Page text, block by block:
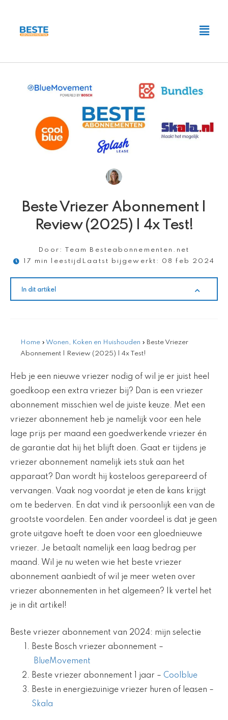
inhoud
Main
Menu
Beste Vriezer Abonnement |
Review (2025) | 4x Test!
Door:
Team Besteabonnementen.net
17 min leestijd Laatst bijgewerkt: 08 feb 2024
In dit artikel
Home » Wonen, Koken en Huishouden » Beste Vriezer
Abonnement | Review (2025) | 4x Test!
Heb je een nieuwe vriezer nodig of wil je er juist heel
goedkoop een extra vriezer bij? Dan is een vriezer
abonnement misschien wel de juiste keuze. Met een
vriezer abonnement heb je namelijk voor een hele
lage prijs per maand een goedwerkende vriezer én
de garantie dat hij het blijft doen. Gaat er tijdens je
vriezer abonnement namelijk iets stuk aan het
apparaat? Dan wordt hij kosteloos gerepareerd of
vervangen. Vaak nog voordat je eten de kans krijgt
om te bederven. En dat vind ik persoonlijk een van de
grootste voordelen. Een ander voordeel is dat je geen
grote uitgave hoeft te doen voor een gloednieuwe
vriezer. Je betaalt namelijk een laag bedrag per
maand. Wil je nu weten wie het beste vriezer
abonnement aanbiedt of wil je meer weten over
vriezer abonnementen in het algemeen? Ik vertel het
je in dit artikel!
Beste vriezer abonnement van 2024: mijn selectie
Beste Bosch vriezer abonnement –
BlueMovement
Beste vriezer abonnement 1 jaar – Coolblue
Beste in energiezuinige vriezer huren of leasen –
Skala